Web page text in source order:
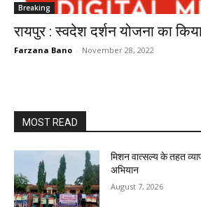
Breaking
रायपुर : स्वदेश दर्शन योजना का
Farzana Bano - November 28, 2022
MOST READ
मिशन वात्सल्य के तहत
अभियान
August 7, 2026